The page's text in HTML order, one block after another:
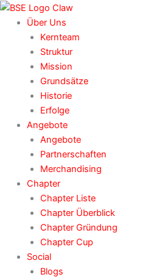
Zum
Inhalt
springen
Über Uns
Kernteam
Struktur
Mission
Grundsätze
Historie
Erfolge
Angebote
Angebote
Partnerschaften
Merchandising
Chapter
Chapter Liste
Chapter Überblick
Chapter Gründung
Chapter Cup
Social
Blogs